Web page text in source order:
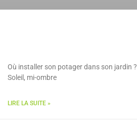
Où installer son potager dans son jardin ?
Soleil, mi-ombre
LIRE LA SUITE »